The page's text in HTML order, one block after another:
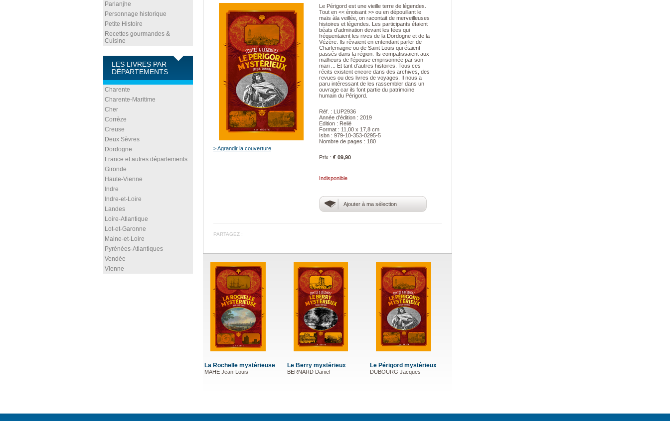
Parlanjhe
Personnage historique
Petite Histoire
Recettes gourmandes &
Cuisine
LES LIVRES PAR
DÉPARTEMENTS
Charente
Charente-Maritime
Cher
Corrèze
Creuse
Deux Sèvres
Dordogne
France et autres départements
Gironde
Haute-Vienne
Indre
Indre-et-Loire
Landes
Loire-Atlantique
Lot-et-Garonne
Maine-et-Loire
Pyrénées-Atlantiques
Vendée
Vienne
> Agrandir la couverture
Le Périgord est une vieille terre de légendes.
Tout en << énoisant >> ou en dépouillant le
maïs àla veillée, on racontait de merveilleuses
histoires et légendes. Les participants étaient
béats d'admiration devant les fées qui
fréquentaient les rives de la Dordogne et de la
Vézère. Ils rêvaient en entendant parler de
Charlemagne ou de Saint Louis qui étaient
passés dans la région. Ils compatissaient aux
malheurs de l'épouse emprisonnée par son
mari ... Et tant d'autres histoires. Tous ces
récits existent encore dans des archives, des
revues ou des livres de voyages. Il nous a
paru intéressant de les rassembler dans un
ouvrage car ils font partie du patrimoine
humain du Périgord.
Réf. : LUP2936
Année d'édition : 2019
Edition : Relié
Format : 11,00 x 17,8 cm
Isbn : 979-10-353-0295-5
Nombre de pages : 180
Prix : € 09,90
Indisponible
Ajouter à ma sélection
PARTAGEZ :
La Rochelle mystérieuse
MAHE Jean-Louis
Le Berry mystérieux
BERNARD Daniel
Le Périgord mystérieux
DUBOURG Jacques